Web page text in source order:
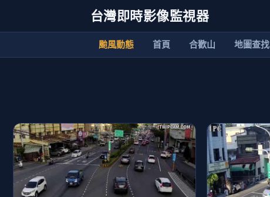
台灣即時影像監視器
颱風動態 首頁 合歡山 地圖查找